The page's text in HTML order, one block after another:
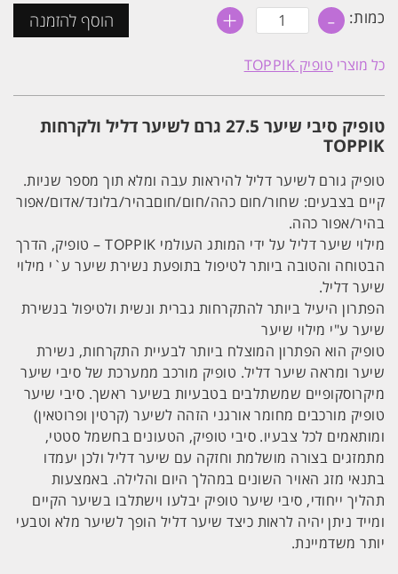
כמות: - כמות
של
סיבי
שיער
גרם
דליל
+ הוסף להזמנה
כל מוצרי טופיק TOPPIK
טופיק סיבי שיער 27.5 גרם לשיער דליל ולקרחות
TOPPIK
טופיק גורם לשיער דליל להיראות עבה ומלא תוך מספר שניות.
קיים בצבעים: שחור/חום כהה/חום/חוםבהיר/בלונד/אדום/אפור
בהיר/אפור כהה.
מילוי שיער דליל על ידי המותג העולמי TOPPIK – טופיק, הדרך
הבטוחה והטובה ביותר לטיפול בתופעת נשירת שיער ע`י מילוי
שיער דליל.
הפתרון היעיל ביותר להתקרחות גברית ונשית ולטיפול בנשירת
שיער ע"י מילוי שיער
טופיק הוא הפתרון המוצלח ביותר לבעיית התקרחות, נשירת
שיער ומראה שיער דליל. טופיק מורכב ממערכת של סיבי שיער
מיקרוסקופיים שמשתלבים בטבעיות בשיער ראשך. סיבי שיער
טופיק מורכבים מחומר אורגני הזהה לשיער (קרטין ופרוטאין)
ומותאמים לכל צבעיו. סיבי טופיק, הטעונים בחשמל סטטי,
מתמזגים בצורה מושלמת וחזקה עם שיער דליל ולכן יעמדו
בתנאי מזג האויר השונים במהלך היום והלילה. באמצעות
תהליך ייחודי, סיבי שיער טופיק יבלעו וישתלבו בשיער הקיים
ומייד ניתן יהיה לראות כיצד שיער דליל הופך לשיער מלא וטבעי
יותר משדמיינת.